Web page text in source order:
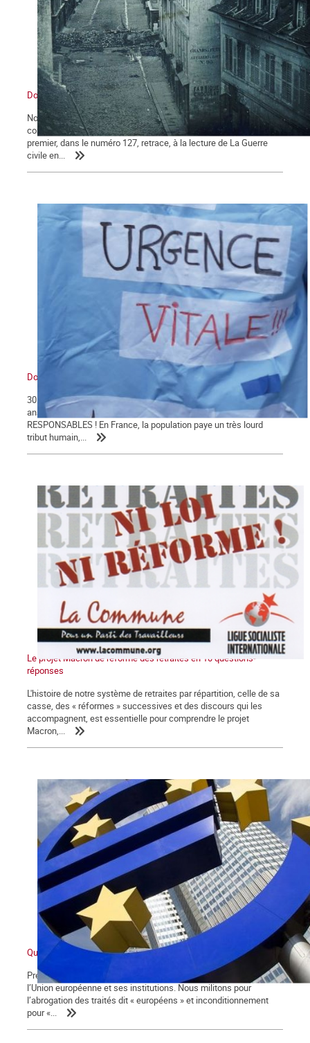
Dossier La Commune de Paris 150e anniversaire
Notre journal La Commune propose à ses lecteurs deux dossiers
consacrés au 150e anniversaire de la Commune de Paris : le
premier, dans le numéro 127, retrace, à la lecture de La Guerre
civile en...
Dossier santé
30 004 morts : le bilan du COVID-19 en Franceest le résultat de 40
ans d'attaques de l'hôpital public !TOUS COUPABLES ET
RESPONSABLES ! En France, la population paye un très lourd
tribut humain,...
Le projet Macron de réforme des retraites en 10 questions-
réponses
L'histoire de notre système de retraites par répartition, celle de sa
casse, des « réformes » successives et des discours qui les
accompagnent, est essentielle pour comprendre le projet
Macron,...
Qu’est-ce que l’Union européenne ?
Première partie Nous sommes partisans de la rupture avec
l’Union européenne et ses institutions. Nous militons pour
l’abrogation des traités dit « européens » et inconditionnement
pour «...